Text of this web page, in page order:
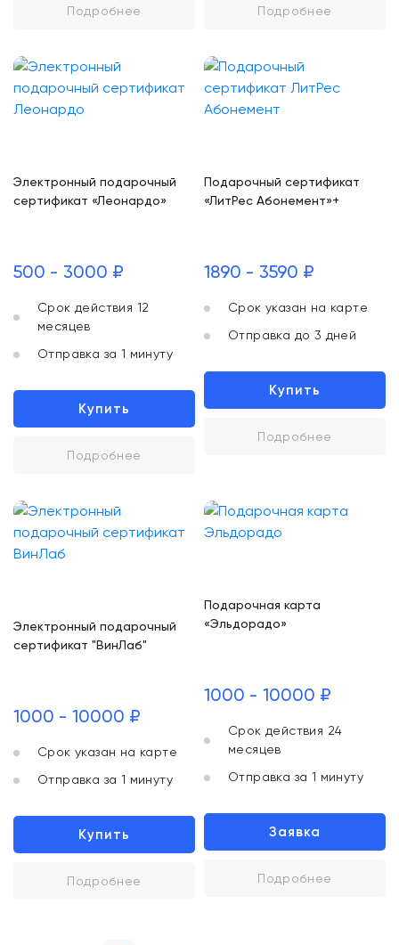
Подробнее Подробнее
Электронный подарочный
сертификат «Леонардо»
500 - 3000 ₽
Срок действия 12
месяцев
Отправка за 1 минуту
Купить
Подробнее
Подарочный сертификат
«ЛитРес Абонемент»+
1890 - 3590 ₽
Срок указан на карте
Отправка до 3 дней
Купить
Подробнее
Электронный подарочный
сертификат "ВинЛаб"
1000 - 10000 ₽
Срок указан на карте
Отправка за 1 минуту
Купить
Подробнее
Подарочная карта
«Эльдорадо»
1000 - 10000 ₽
Срок действия 24
месяцев
Отправка за 1 минуту
Заявка
Подробнее